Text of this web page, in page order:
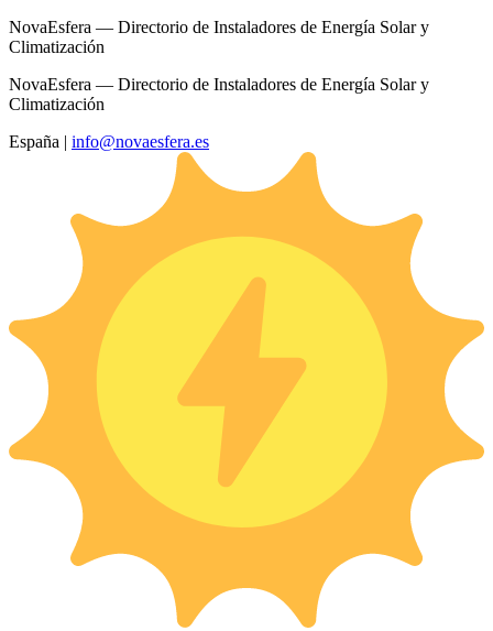
NovaEsfera — Directorio de Instaladores de Energía Solar y
Climatización
NovaEsfera — Directorio de Instaladores de Energía Solar y
Climatización
España | info@novaesfera.es